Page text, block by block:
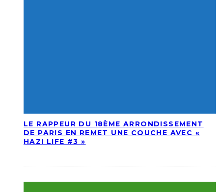
LE RAPPEUR DU 18ÈME ARRONDISSEMENT
DE PARIS EN REMET UNE COUCHE AVEC «
HAZI LIFE #3 »